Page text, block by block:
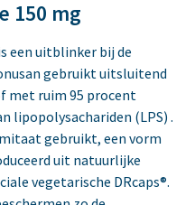
150 mg
een uitblinker bij de
gebruikt uitsluitend
met ruim 95 procent
lipopolysachariden (LPS) .
gebruikt, een vorm
uit natuurlijke
vegetarische DRcaps®.